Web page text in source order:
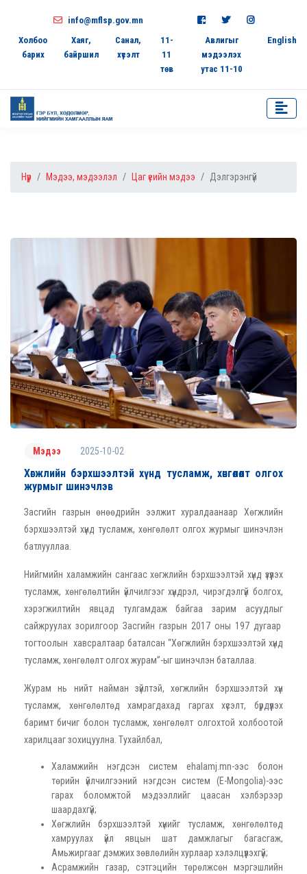
info@mflsp.gov.mn
Холбоо
барих
Хаяг,
байршил
Санал,
хүсэлт
11-
11
төв
Авлигыг
мэдээлэх
утас 11-10
English
Нүүр Мэдээ, мэдээлэл Цаг үеийн мэдээ Дэлгэрэнгүй
Мэдээ 2025-10-02
Хөгжлийн бэрхшээлтэй хүнд тусламж, хөнгөлөлт олгох
журмыг шинэчлэв
Засгийн газрын өнөөдрийн ээлжит хуралдаанаар Хөгжлийн
бэрхшээлтэй хүнд тусламж, хөнгөлөлт олгох журмыг шинэчлэн
батлууллаа.
Нийгмийн халамжийн сангаас хөгжлийн бэрхшээлтэй хүнд үзүүлэх
тусламж, хөнгөлөлтийн үйлчилгээг хүндрэл, чирэгдэлгүй болгох,
хэрэгжилтийн явцад тулгамдаж байгаа зарим асуудлыг
сайжруулах зорилгоор Засгийн газрын 2017 оны 197 дугаар
тогтоолын хавсралтаар баталсан “Хөгжлийн бэрхшээлтэй хүнд
тусламж, хөнгөлөлт олгох журам”-ыг шинэчлэн баталлаа.
Журам нь нийт найман зүйлтэй, хөгжлийн бэрхшээлтэй хүн
тусламж, хөнгөлөлтөд хамрагдахад гаргах хүсэлт, бүрдүүлэх
баримт бичиг болон тусламж, хөнгөлөлт олгохтой холбоотой
харилцааг зохицуулна. Тухайлбал,
Халамжийн нэгдсэн систем еhalamj.mn-ээс болон
төрийн үйлчилгээний нэгдсэн систем (Е-Mongolia)-ээс
гарах боломжтой мэдээллийг цаасан хэлбэрээр
шаардахгүй;
Хөгжлийн бэрхшээлтэй хүнийг тусламж, хөнгөлөлтөд
хамруулах үйл явцын шат дамжлагыг багасгаж,
Амьжиргааг дэмжих зөвлөлийн хурлаар хэлэлцүүлэхгүй;
Асрамжийн газар, сэтгэцийн төрөлжсөн мэргэшлийн